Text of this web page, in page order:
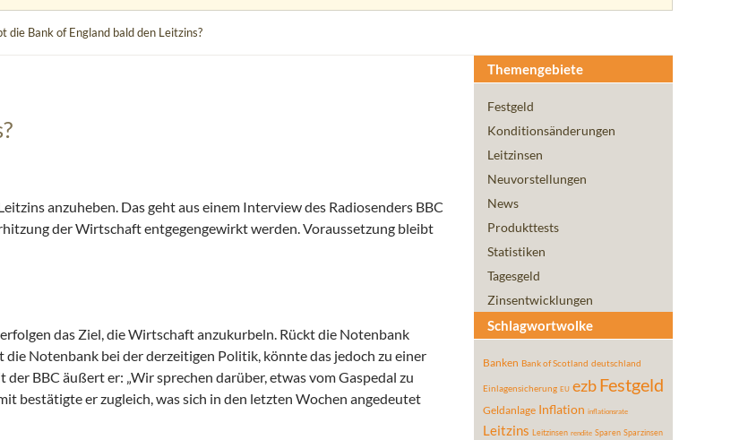
die Bank of England bald den Leitzins?
anzuheben. Das geht aus einem Interview des Radiosenders BBC
der Wirtschaft entgegengewirkt werden. Voraussetzung bleibt
das Ziel, die Wirtschaft anzukurbeln. Rückt die Notenbank
Notenbank bei der derzeitigen Politik, könnte das jedoch zu einer
BBC äußert er: „Wir sprechen darüber, etwas vom Gaspedal zu
bestätigte er zugleich, was sich in den letzten Wochen angedeutet
Themengebiete
Festgeld
Konditionsänderungen
Leitzinsen
Neuvorstellungen
News
Produkttests
Statistiken
Tagesgeld
Zinsentwicklungen
Schlagwortwolke
Banken Bank of Scotland deutschland
Einlagensicherung EU ezbFestgeld
Geldanlage Inflation inflationsrate
Leitzins Leitzinsen rendite Sparen Sparzinsen